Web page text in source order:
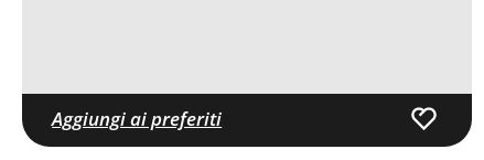
Aggiungi ai preferiti